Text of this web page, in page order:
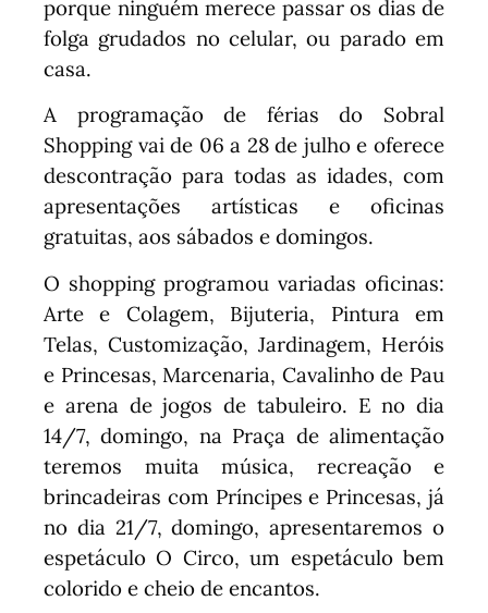
porque ninguém merece passar os dias de
folga grudados no celular, ou parado em
casa.
A programação de férias do Sobral
Shopping vai de 06 a 28 de julho e oferece
descontração para todas as idades, com
apresentações artísticas e oficinas
gratuitas, aos sábados e domingos.
O shopping programou variadas oficinas:
Arte e Colagem, Bijuteria, Pintura em
Telas, Customização, Jardinagem, Heróis
e Princesas, Marcenaria, Cavalinho de Pau
e arena de jogos de tabuleiro. E no dia
14/7, domingo, na Praça de alimentação
teremos muita música, recreação e
brincadeiras com Príncipes e Princesas, já
no dia 21/7, domingo, apresentaremos o
espetáculo O Circo, um espetáculo bem
colorido e cheio de encantos.